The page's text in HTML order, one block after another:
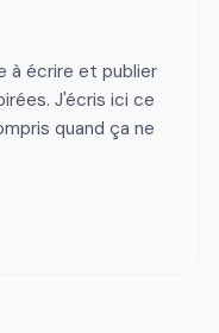
à écrire et publier
J'écris ici ce
quand ça ne